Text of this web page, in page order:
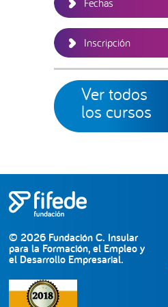
Fechas
Inscripción
Ver todos
los cursos
© 2026 Fundación C. Insular
para la Formación, el Empleo y
el Desarrollo Empresarial.